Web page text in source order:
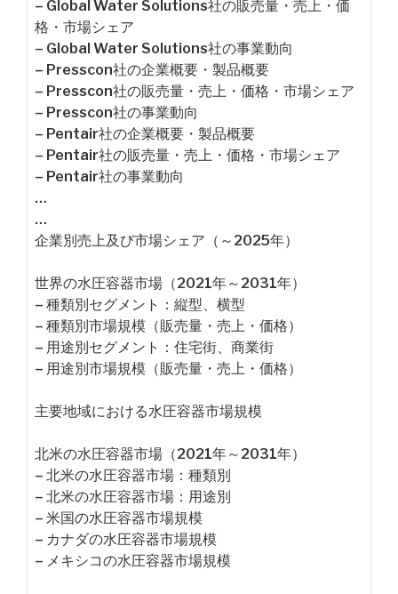
– Global Water Solutions社の販売量・売上・価
格・市場シェア
– Global Water Solutions社の事業動向
– Presscon社の企業概要・製品概要
– Presscon社の販売量・売上・価格・市場シェア
– Presscon社の事業動向
– Pentair社の企業概要・製品概要
– Pentair社の販売量・売上・価格・市場シェア
– Pentair社の事業動向
…
…
企業別売上及び市場シェア（～2025年）
世界の水圧容器市場（2021年～2031年）
– 種類別セグメント：縦型、横型
– 種類別市場規模（販売量・売上・価格）
– 用途別セグメント：住宅街、商業街
– 用途別市場規模（販売量・売上・価格）
主要地域における水圧容器市場規模
北米の水圧容器市場（2021年～2031年）
– 北米の水圧容器市場：種類別
– 北米の水圧容器市場：用途別
– 米国の水圧容器市場規模
– カナダの水圧容器市場規模
– メキシコの水圧容器市場規模